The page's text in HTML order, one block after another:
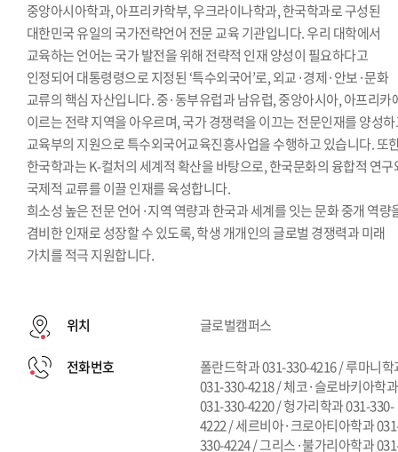
중앙아시아학과, 아프리카학부, 우크라이나학과, 한국학과로 구성된
대한민국 유일의 국가전략언어 전문 교육 기관입니다. 우리 대학에서
교육하는 언어는 국가 발전을 위해 전략적 인재 양성이 필요하다고
인정되어 대통령령으로 지정된 ‘특수외국어’로, 외교·경제·안보·문화
교류의 핵심 자산입니다. 중·동부유럽과 남유럽, 중앙아시아, 아프리카
이르는 전략 지역을 아우르며, 국가 경쟁력을 이끄는 전문인재를 양성
교육부의 지원으로 특수외국어교육진흥사업을 수행하고 있습니다. 또
한국학과는 K-컬처의 세계적 확산을 바탕으로, 한국문화의 융합적 연구
국제적 교류를 이끌 인재를 육성합니다.
희소성 높은 전문 언어·지역 역량과 한국과 세계를 잇는 문화 중개 역량
겸비한 인재로 성장할 수 있도록, 학생 개개인의 글로벌 경쟁력과 미래
가치를 적극 지원합니다.
위치 글로벌캠퍼스
전화번호
폴란드학과 031-330-4216 / 루마니학
031-330-4218 / 체코·슬로바키아학과
031-330-4220 / 헝가리학과 031-330-
4222 / 세르비아·크로아티아학과
330-4224 / 그리스·불가리아학과